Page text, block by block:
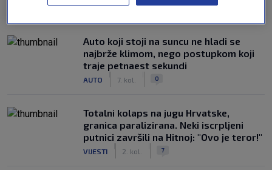
NAJČITANIJE
Auto koji stoji na suncu ne hladi se
najbrže klimom, nego postupkom koji
traje petnaest sekundi
AUTO 7. kol. 0
Totalni kolaps na jugu Hrvatske,
granica paralizirana. Neki iscrpljeni
putnici završili na Hitnoj: "Ovo je teror!"
VIJESTI 2. kol. 7